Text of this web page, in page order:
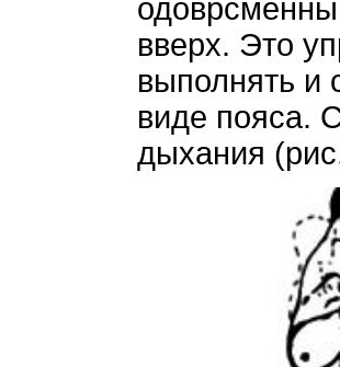
вверх. Это
выполнять и
виде пояса.
дыхания